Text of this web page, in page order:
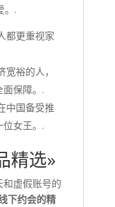
。.
都更重视家
裕的人，
保障。.
中国备受推
女王。.
精选»
虚假账号的
下约会的精